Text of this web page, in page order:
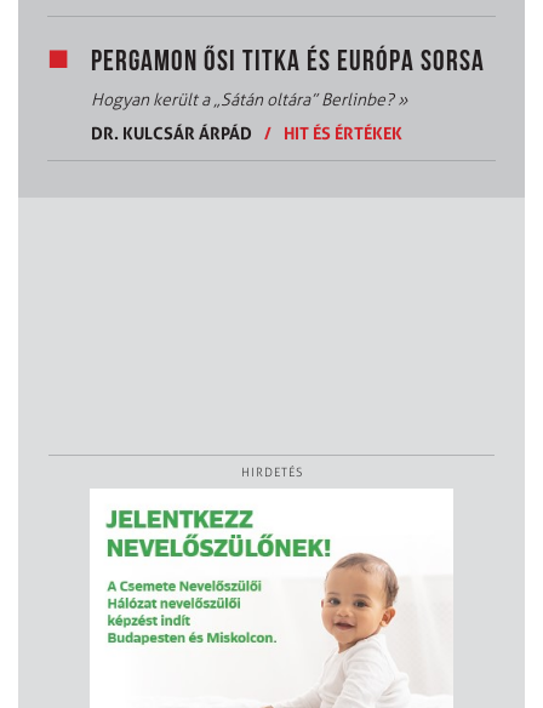
PERGAMON ŐSI TITKA ÉS EURÓPA SORSA
Hogyan került a „Sátán oltára” Berlinbe?»
DR. KULCSÁR ÁRPÁD
/ HIT ÉS ÉRTÉKEK
HIRDETÉS